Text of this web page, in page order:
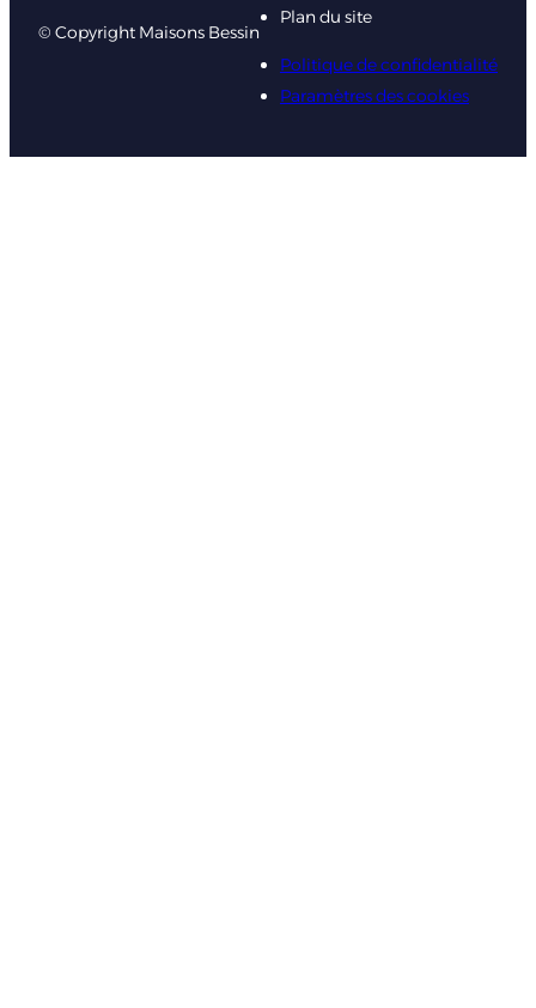
© Copyright Maisons Bessin
Plan du site
Politique de confidentialité
Paramètres des cookies